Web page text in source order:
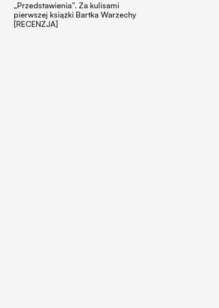
„Przedstawienia”. Za kulisami
pierwszej książki Bartka Warzechy
[RECENZJA]